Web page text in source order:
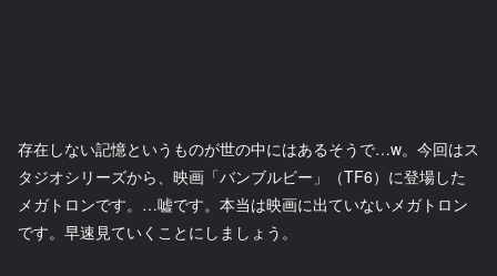
存在しない記憶というものが世の中にはあるそうで…w。今回はス
タジオシリーズから、映画「バンブルビー」（TF6）に登場した
メガトロンです。…嘘です。本当は映画に出ていないメガトロン
です。早速見ていくことにしましょう。